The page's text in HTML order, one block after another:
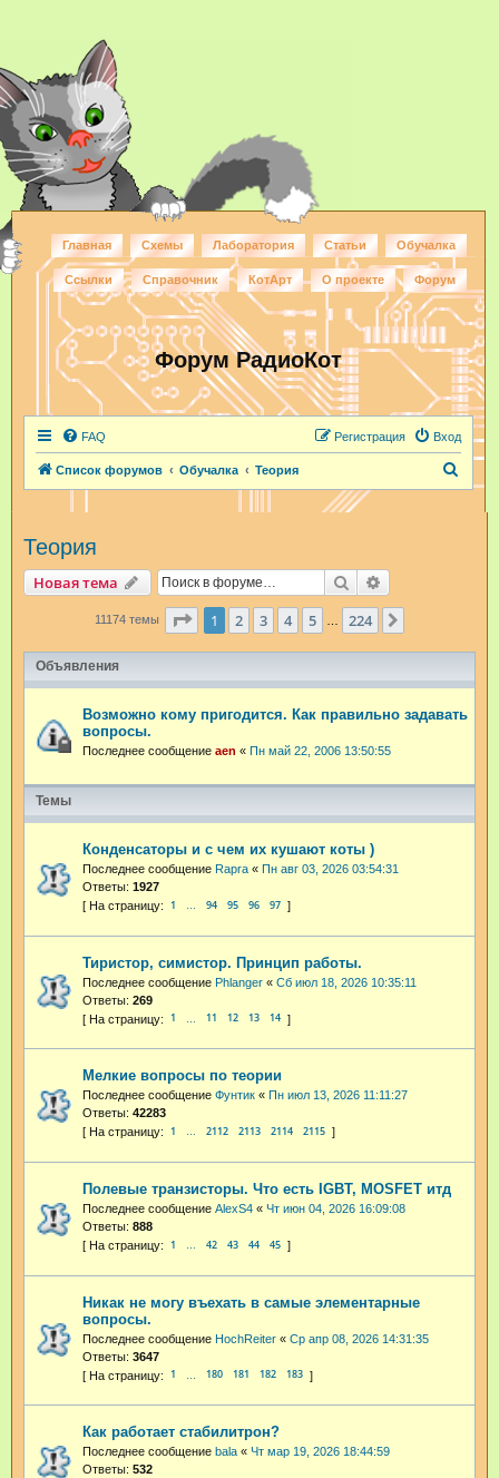
Главная Схемы Лаборатория Статьи Обучалка
Ссылки Справочник КотАрт О проекте Форум
Форум РадиоКот
FAQ Вход
Регистрация
Список форумов Обучалка Теория
Теория
Новая тема Поиск
11174 темы Страница из 224
1 2 3 4 5 224
Объявления
Возможно кому пригодится. Как правильно задавать
вопросы.
Последнее сообщение aen « Пн май 22, 2006 13:50:55
Темы
Конденсаторы и с чем их кушают коты )
Последнее сообщение Rapra « Пн авг 03, 2026 03:54:31
Ответы: 1927
1 … 94 95 96 97
Тиристор, симистор. Принцип работы.
Последнее сообщение Phlanger « Сб июл 18, 2026 10:35:11
Ответы: 269
1 11 12 13 14
Мелкие вопросы по теории
Последнее сообщение Фунтик « Пн июл 13, 2026 11:11:27
Ответы: 42283
1 … 2112 2113 2114 2115
Полевые транзисторы. Что есть IGBT, MOSFET итд
Последнее сообщение AlexS4 « Чт июн 04, 2026 16:09:08
Ответы: 888
1 … 42 43 44 45
Никак не могу въехать в самые элементарные
вопросы.
Последнее сообщение HochReiter « Ср апр 08, 2026 14:31:35
Ответы: 3647
1 180 181 182 183
Как работает стабилитрон?
Последнее сообщение bala « Чт мар 19, 2026 18:44:59
Ответы: 532